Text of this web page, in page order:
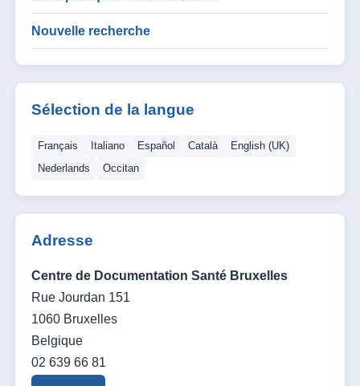
Nouvelle recherche
Sélection de la langue
Français Italiano Español Català
English (UK)
Nederlands
Occitan
Adresse
Centre de Documentation Santé Bruxelles
Rue Jourdan 151
1060 Bruxelles
Belgique
02 639 66 81